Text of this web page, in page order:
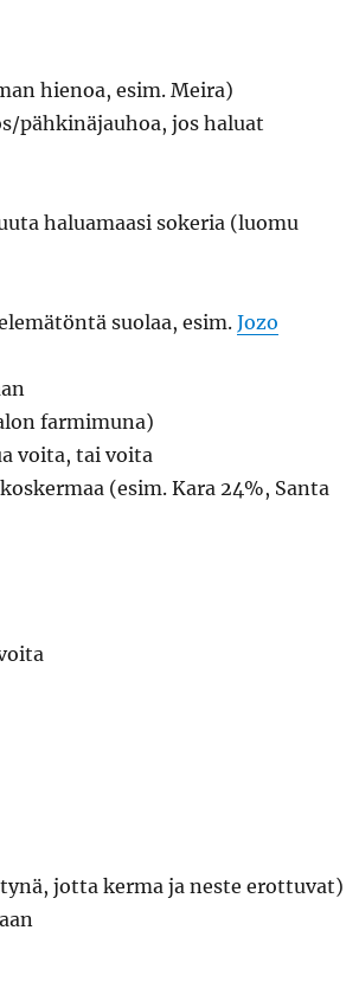
hienoa, esim. Meira)
pähkinäjauhoa, jos haluat
haluamaasi sokeria (luomu
suolaa, esim. Jozo
farmimuna)
voita, tai voita
(esim. Kara 24%, Santa
jotta kerma ja neste erottuvat)